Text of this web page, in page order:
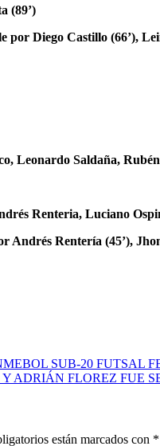
(89’)
por Diego Castillo (66’),
Leonardo Saldaña,
Renteria, Luciano
Rentería (45’),
SUB-20 FUTSAL
ADRIÁN FLOREZ FUE
están marcados con *